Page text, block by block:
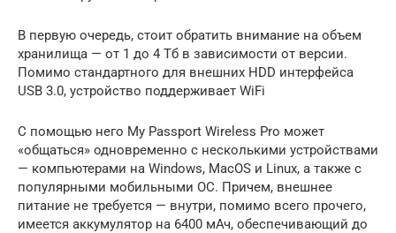
В первую очередь, стоит обратить внимание на объем
хранилища — от 1 до 4 Тб в зависимости от версии.
Помимо стандартного для внешних HDD интерфейса
USB 3.0, устройство поддерживает WiFi
С помощью него My Passport Wireless Pro может
«общаться» одновременно с несколькими устройствами
— компьютерами на Windows, MacOS и Linux, а также с
популярными мобильными ОС. Причем, внешнее
питание не требуется — внутри, помимо всего прочего,
имеется аккумулятор на 6400 мАч, обеспечивающий до